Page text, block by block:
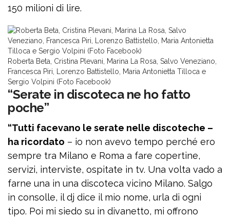
150 milioni di lire.
Roberta Beta, Cristina Plevani, Marina La Rosa, Salvo Veneziano,
Francesca Piri, Lorenzo Battistello, Maria Antonietta Tilloca e
Sergio Volpini (Foto Facebook)
“Serate in discoteca ne ho fatto
poche”
“Tutti facevano le serate nelle discoteche –
ha ricordato – io non avevo tempo perché ero
sempre tra Milano e Roma a fare copertine,
servizi, interviste, ospitate in tv. Una volta vado a
farne una in una discoteca vicino Milano. Salgo
in consolle, il dj dice il mio nome, urla di ogni
tipo. Poi mi siedo su in divanetto, mi offrono